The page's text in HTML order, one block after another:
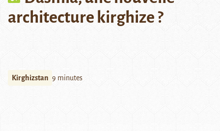
architecture kirghize ?
Kirghizstan 9 minutes